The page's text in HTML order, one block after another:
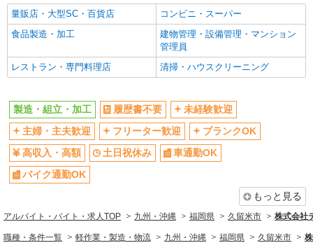
量販店・大型SC・百貨店
コンビニ・スーパー
食品製造・加工
建物管理・設備管理・マンション
管理員
レストラン・専門料理店
清掃・ハウスクリーニング
製造・組立・加工 履歴書不要
未経験歓迎
主婦・主夫歓迎
フリーター歓迎
ブランクOK
高収入・高額
土日祝休み
車通勤OK
バイク通勤OK
もっと見る
アルバイト・バイト・求人TOP 九州・沖縄 福岡県 久留米市 株式会社
職種・条件一覧 軽作業・製造・物流 九州・沖縄 福岡県 久留米市